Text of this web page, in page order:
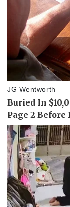
Pháp luật
Vụ án
Tin nóng
Tư vấn luật